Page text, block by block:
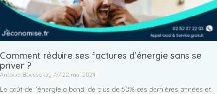
Comment réduire ses factures d’énergie sans se
priver ?
Antoine Boussekey 22 mai 2024
Le coût de l’énergie a bondi de plus de 50% ces dernières années et